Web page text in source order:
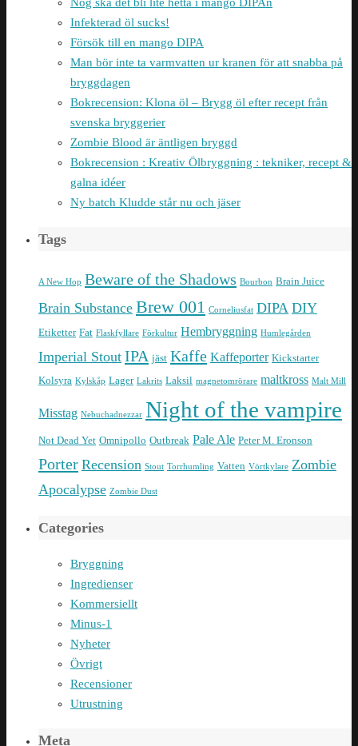
Infekterad öl sucks!
Försök till en mango DIPA
Man bör inte ta varmvatten ur kranen för att snabba på
bryggdagen
Bokrecension: Klona öl – Brygg öl efter recept från
svenska bryggerier
Zombie Blood är äntligen bryggd
Bokrecension : Kreativ Ölbryggning : tekniker, recept &
galna idéer
Ny batch Kludde står nu och jäser
Tags
A New Hop Beware of the Shadows Bourbon Brain Juice
Brain Substance Brew 001 Corneliusfat DIPA DIY
Etiketter Fat Flaskfyllare Förkultur Hembryggning Humlegården
Imperial Stout IPA jäst Kaffe Kaffeporter Kickstarter
Kolsyra Kylskåp Lager Lakrits Laksil magnetomrörare maltkross Malt Mill
Misstag Nebuchadnezzar Night of the vampire
Not Dead Yet Omnipollo Outbreak Pale Ale Peter M. Eronson
Porter Recension Stout Torrhumling Vatten Vörtkylare Zombie
Apocalypse Zombie Dust
Categories
Bryggning
Ingredienser
Kommersiellt
Minus-1
Nyheter
Övrigt
Recensioner
Utrustning
Meta